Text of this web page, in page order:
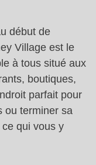
début de
Village est le
à tous situé aux
boutiques,
parfait pour
ou terminer sa
qui vous y